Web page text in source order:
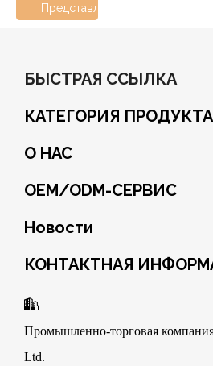
Представлять на рассмотрение
БЫСТРАЯ ССЫЛКА
КАТЕГОРИЯ ПРОДУКТА
О НАС
OEM/ODM-СЕРВИС
Новости
КОНТАКТНАЯ

Промышленно-торговая
Ltd.